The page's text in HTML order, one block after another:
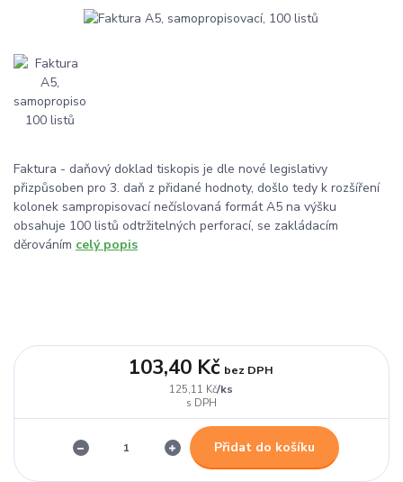
Faktura - daňový doklad tiskopis je dle nové legislativy
přizpůsoben pro 3. daň z přidané hodnoty, došlo tedy k rozšíření
kolonek sampropisovací nečíslovaná formát A5 na výšku
obsahuje 100 listů odtržitelných perforací, se zakládacím
děrováním celý popis
125,11 Kč/ks
103,40 Kč bez DPH
Přidat do košíku